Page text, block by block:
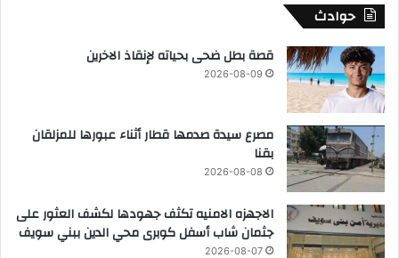
حوادث
قصة بطل ضحى بحياته لإنقاذ الاخرين
2026-08-09
مصرع سيدة صدمها قطار أثناء عبورها للمزلقان
بقنا
2026-08-08
الاجهزه الامنيه تكثف جهودها لكشف العثور على
جثمان شاب أسفل كوبرى محي الدين ببني سويف
2026-08-07